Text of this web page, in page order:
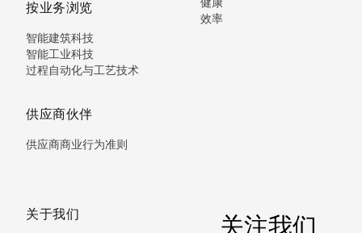
按业务浏览
智能建筑科技
智能工业科技
过程自动化与工艺技术
供应商伙伴
供应商商业行为准则
效率
关于我们 关注我们